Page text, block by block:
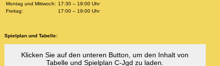
Montag und Mittwoch: 17:30 – 19:00 Uhr
Freitag:
17:00 – 19:00 Uhr
Spielplan und Tabelle:
Klicken Sie auf den unteren Button, um den Inhalt von
Tabelle und Spielplan C-Jgd zu laden.